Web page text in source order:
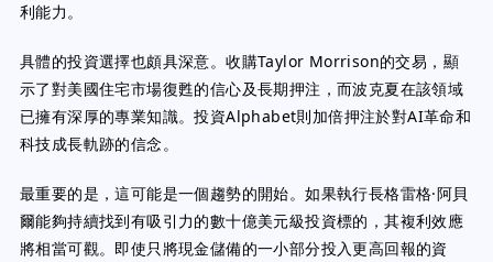
利能力。
具體的投資選擇也頗具深意。收購Taylor Morrison的交易，顯
示了對美國住宅市場復甦的信心及長期押注，而波克夏在該領域
已擁有深厚的專業知識。投資Alphabet則加倍押注於對AI革命和
科技成長軌跡的信念。
最重要的是，這可能是一個趨勢的開始。如果執行長格雷格·阿貝
爾能夠持續找到有吸引力的數十億美元級投資標的，其複利效應
將相當可觀。即使只將現金儲備的一小部分投入更高回報的資